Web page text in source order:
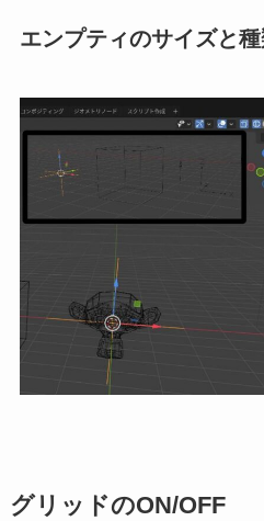
エンプティのサイズと
グリッドのON/OFF